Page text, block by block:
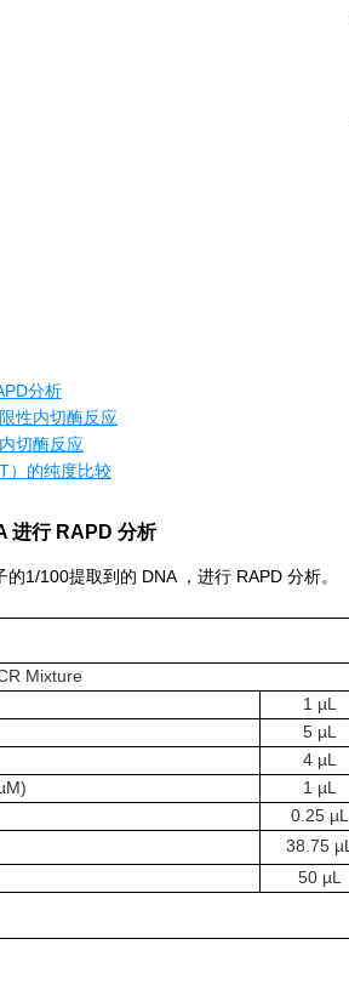
分析
性内切酶反应
切酶反应
）的纯度比较
进行 RAPD 分析
100提取到的 DNA ，进行 RAPD 分析。
Mixture
1 µL
5 µL
4 µL
1 µL
0.25 µL
38.75 µL
50 µL